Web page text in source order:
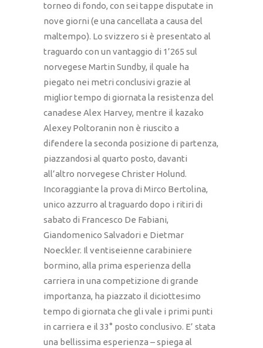
torneo di fondo, con sei tappe disputate in
nove giorni (e una cancellata a causa del
maltempo). Lo svizzero si è presentato al
traguardo con un vantaggio di 1’265 sul
norvegese Martin Sundby, il quale ha
piegato nei metri conclusivi grazie al
miglior tempo di giornata la resistenza del
canadese Alex Harvey, mentre il kazako
Alexey Poltoranin non è riuscito a
difendere la seconda posizione di partenza,
piazzandosi al quarto posto, davanti
all’altro norvegese Christer Holund.
Incoraggiante la prova di Mirco Bertolina,
unico azzurro al traguardo dopo i ritiri di
sabato di Francesco De Fabiani,
Giandomenico Salvadori e Dietmar
Noeckler. Il ventiseienne carabiniere
bormino, alla prima esperienza della
carriera in una competizione di grande
importanza, ha piazzato il diciottesimo
tempo di giornata che gli vale i primi punti
in carriera e il 33° posto conclusivo. E’ stata
una bellissima esperienza – spiega al